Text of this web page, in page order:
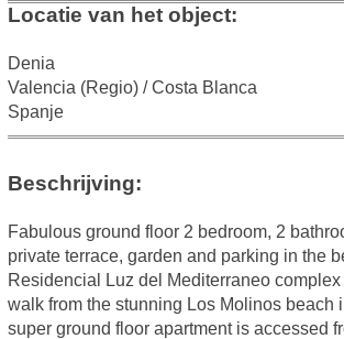
Locatie van het object:
Denia
Valencia (Regio) / Costa Blanca
Spanje
Beschrijving:
Fabulous ground floor 2 bedroom, 2
private terrace, garden and parking in the
Residencial Luz del Mediterraneo complex
walk from the stunning Los Molinos beach
super ground floor apartment is accessed